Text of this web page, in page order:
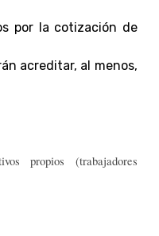
por la cotización de
acreditar, al menos,
propios (trabajadores